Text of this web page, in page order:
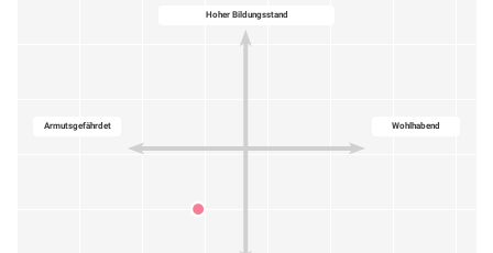
Hoher Bildungsstand
Wohlhabend
Armutsgefährdet